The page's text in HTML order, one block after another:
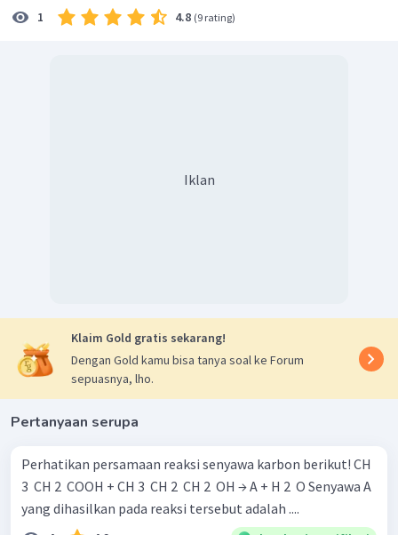
1 4.8 (9 rating)
Iklan
Klaim Gold gratis sekarang!
Dengan Gold kamu bisa tanya soal ke Forum
sepuasnya, lho.
Pertanyaan serupa
Perhatikan persamaan reaksi senyawa karbon berikut! CH
3 ​ CH 2 ​ COOH + CH 3 ​ CH 2 ​ CH 2 ​ OH → A + H 2 ​ O Senyawa A
yang dihasilkan pada reaksi tersebut adalah ....